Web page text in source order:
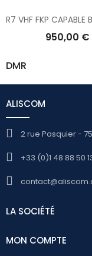
DMR
950,00 €
ALISCOM
2 rue Pasquier -
+33 (0)1 48 88 50
LA SOCIÉTÉ
MON COMPTE